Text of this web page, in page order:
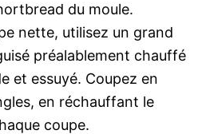
du moule.
nette, utilisez un grand
préalablement chauffé
et essuyé. Coupez en
en réchauffant le
coupe.